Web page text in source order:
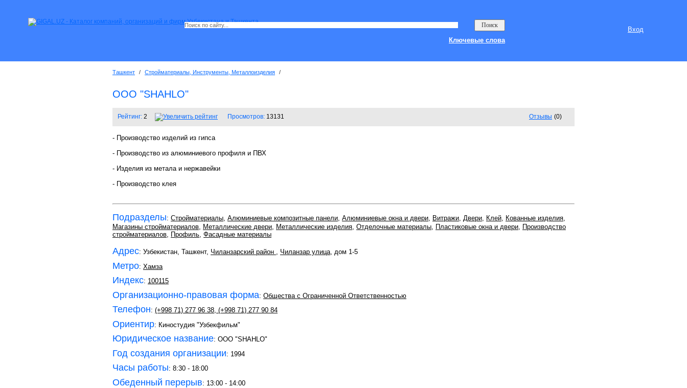
Вход
Ключевые слова
Ташкент / Стройматериалы, Инструменты, Металлоизделия /
OOO "SHAHLO"
Рейтинг: 2 Просмотров: 13131 Отзывы (0)
- Производство изделий из гипса
- Производство из алюминиевого профиля и ПВХ
- Изделия из метала и нержавейки
- Производство клея
Подразделы: Стройматериалы, Алюминиевые композитные панели, Алюминиевые окна и двери, Витражи, Двери, Клей, Кованные изделия,
Магазины стройматериалов, Металлические двери, Металлические изделия, Отделочные материалы, Пластиковые окна и двери, Производство
стройматериалов, Профиль, Фасадные материалы
Адрес: Узбекистан, Ташкент, Чиланзарский район , Чиланзар улица, дом 1-5
Метро: Хамза
Индекс: 100115
Организационно-правовая форма: Общества с Ограниченной Ответственностью
Телефон: (+998 71) 277 96 38, (+998 71) 277 90 84
Ориентир: Киностудия "Узбекфильм"
Юридическое название: OOO "SHAHLO"
Год создания организации: 1994
Часы работы: 8:30 - 18:00
Обеденный перерыв: 13:00 - 14:00